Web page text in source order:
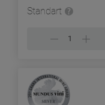
Standart